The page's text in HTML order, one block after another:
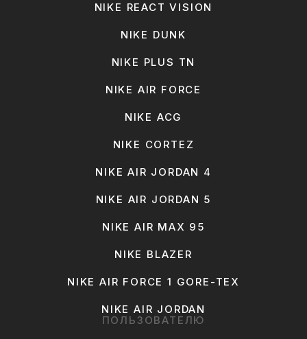
NIKE REACT VISION
NIKE DUNK
NIKE PLUS TN
NIKE AIR FORCE
NIKE ACG
NIKE CORTEZ
NIKE AIR JORDAN 4
NIKE AIR JORDAN 5
NIKE AIR MAX 95
NIKE BLAZER
NIKE AIR FORCE 1 GORE-TEX
NIKE AIR JORDAN
ПОЛЬЗОВАТЕЛЮ